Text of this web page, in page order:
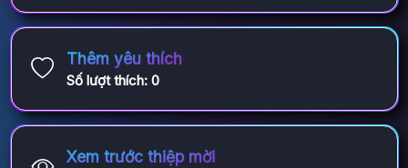
Thêm yêu thích
Số lượt thích: 0
Xem trước thiệp mời